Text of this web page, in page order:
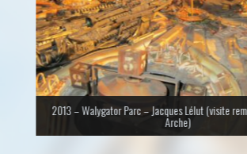
2013 – Walygator Parc – Jacques Lélut (visite
Arche)